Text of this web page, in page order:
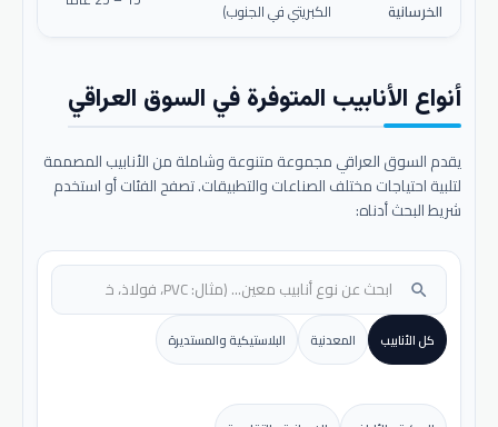
الخرسانية
الكبريتي في الجنوب)
أنواع الأنابيب المتوفرة في السوق العراقي
يقدم السوق العراقي مجموعة متنوعة وشاملة من الأنابيب المصممة
لتلبية احتياجات مختلف الصناعات والتطبيقات. تصفح الفئات أو استخدم
شريط البحث أدناه:
search
كل الأنابيب المعدنية البلاستيكية والمستديرة